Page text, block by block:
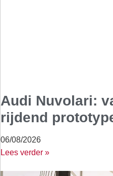
Audi Nuvolari:
rijdend
06/08/2026
Lees verder »